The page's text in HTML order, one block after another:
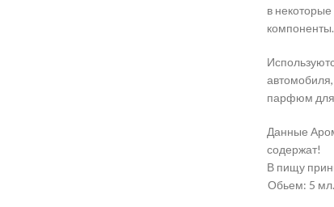
в
парфюм
Данные
содержат!
В пищу
Обьем: 5 мл.